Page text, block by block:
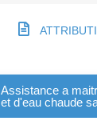
Assistance a
et d'eau chaude